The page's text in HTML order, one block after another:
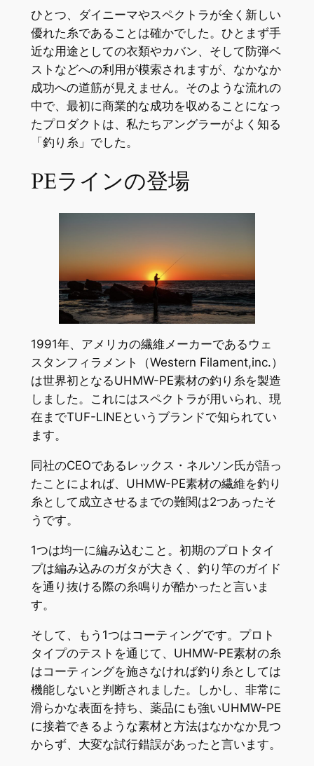
ひとつ、ダイニーマやスペクトラが全く新しい
優れた糸であることは確かでした。ひとまず手
近な用途としての衣類やカバン、そして防弾ベ
ストなどへの利用が模索されますが、なかなか
成功への道筋が見えません。そのような流れの
中で、最初に商業的な成功を収めることになっ
たプロダクトは、私たちアングラーがよく知る
「釣り糸」でした。
PEラインの登場
1991年、アメリカの繊維メーカーであるウェ
スタンフィラメント（Western Filament,inc.）
は世界初となるUHMW-PE素材の釣り糸を製造
しました。これにはスペクトラが用いられ、現
在までTUF-LINEというブランドで知られてい
ます。
同社のCEOであるレックス・ネルソン氏が語っ
たことによれば、UHMW-PE素材の繊維を釣り
糸として成立させるまでの難関は2つあったそ
うです。
1つは均一に編み込むこと。初期のプロトタイ
プは編み込みのガタが大きく、釣り竿のガイド
を通り抜ける際の糸鳴りが酷かったと言いま
す。
そして、もう1つはコーティングです。プロト
タイプのテストを通じて、UHMW-PE素材の糸
はコーティングを施さなければ釣り糸としては
機能しないと判断されました。しかし、非常に
滑らかな表面を持ち、薬品にも強いUHMW-PE
に接着できるような素材と方法はなかなか見つ
からず、大変な試行錯誤があったと言います。